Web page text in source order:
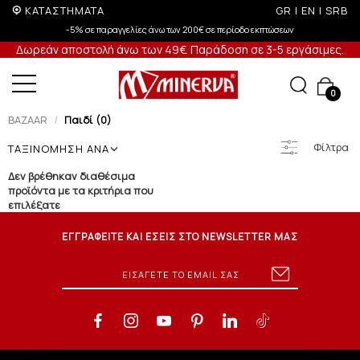
ΚΑΤΑΣΤΗΜΑΤΑ GR | EN | SRB
-5% σε παραγγελίες άνω των 200€ σε περίοδο εκπτώσεων
Δωρεάν αποστολή άνω των 49€. Παράδοση σε 3-5 εργάσιμες.
0
BAZAAR
Παιδί (0)
Φίλτρα
ΤΑΞΙΝΟΜΗΣΗ ΑΝΑ
Δεν βρέθηκαν διαθέσιμα
προϊόντα με τα κριτήρια που
επιλέξατε
ΕΓΓΡΑΦΕΙΤΕ ΚΑΙ ΕΣΕΙΣ ΣΤΟ NEWSLETTER ΜΑΣ